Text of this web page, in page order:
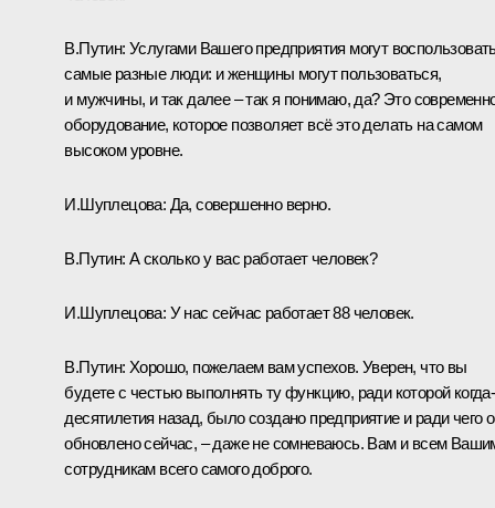
В.Путин: Услугами Вашего предприятия могут
самые разные люди: и женщины могут пользоваться,
и мужчины, и так далее – так я понимаю, да? Это
оборудование, которое позволяет всё это делать на самом
высоком уровне.
И.Шуплецова: Да, совершенно верно.
В.Путин: А сколько у вас работает человек?
И.Шуплецова: У нас сейчас работает 88 человек.
В.Путин: Хорошо, пожелаем вам успехов. Уверен, что вы
будете с честью выполнять ту функцию, ради которой
десятилетия назад, было создано предприятие и ради чего
обновлено сейчас, – даже не сомневаюсь. Вам и всем
сотрудникам всего самого доброго.